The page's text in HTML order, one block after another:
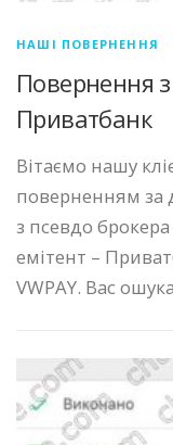
НАШІ ПОВЕРНЕННЯ
Повернення
Приватбанк
Вітаємо нашу
поверненням
з псевдо
емітент –
VWPAY. Вас